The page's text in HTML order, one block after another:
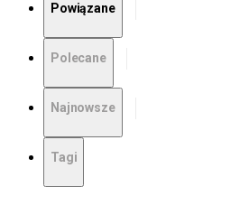
Powiązane
Polecane
Najnowsze
Tagi